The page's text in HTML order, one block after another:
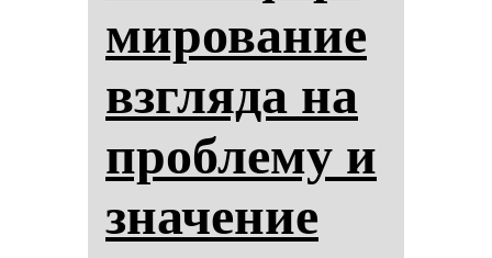
ми­ро­ва­ние
взгля­да на
проб­ле­му и
зна­че­ние